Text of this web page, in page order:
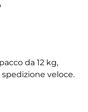
da 12 kg,
veloce.